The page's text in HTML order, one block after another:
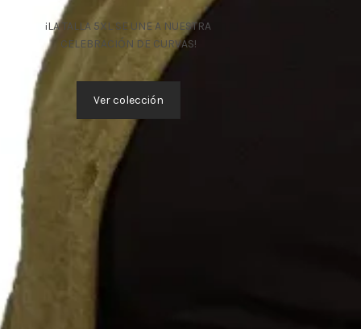
¡LA TALLA 5XL SE UNE A NUESTRA
CELEBRACIÓN DE CURVAS!
Ver colección